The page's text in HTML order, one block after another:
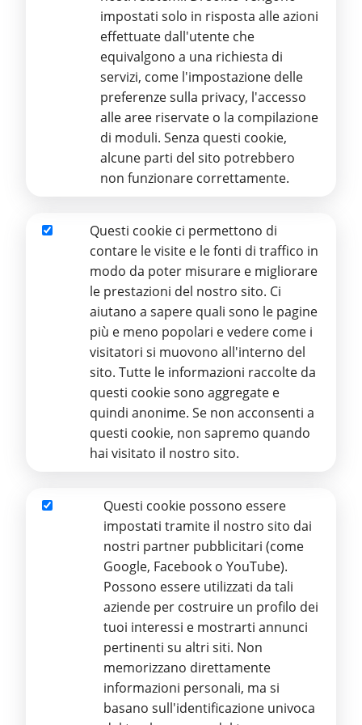
impostati solo in risposta alle azioni
effettuate dall'utente che
equivalgono a una richiesta di
servizi, come l'impostazione delle
preferenze sulla privacy, l'accesso
alle aree riservate o la compilazione
di moduli. Senza questi cookie,
alcune parti del sito potrebbero
non funzionare correttamente.
Questi cookie ci permettono di
contare le visite e le fonti di traffico in
modo da poter misurare e migliorare
le prestazioni del nostro sito. Ci
aiutano a sapere quali sono le pagine
più e meno popolari e vedere come i
visitatori si muovono all'interno del
sito. Tutte le informazioni raccolte da
questi cookie sono aggregate e
quindi anonime. Se non acconsenti a
questi cookie, non sapremo quando
hai visitato il nostro sito.
Questi cookie possono essere
impostati tramite il nostro sito dai
nostri partner pubblicitari (come
Google, Facebook o YouTube).
Possono essere utilizzati da tali
aziende per costruire un profilo dei
tuoi interessi e mostrarti annunci
pertinenti su altri siti. Non
memorizzano direttamente
informazioni personali, ma si
basano sull'identificazione univoca
STAMPERIA
REGIONALE BRAILLE
ETS
Atti di Concessioni
La Stamperia non concede vantaggi economici, di
qualunque genere, a persone fisiche o giuridiche.
Aggiornato il 30/11/2025
Stamperia Regionale Braille ETS
Via Aurelio Nicolodi, 4 – 95125 CATANIA
Ente del Terzo Settore
Iscritto al RUNTS con D.D.G. n. 2359 del 23/11/2022 e Repertorio
Partita IVA 03986590879 - Codice Fiscale 93116920872
Iscrizione REA: CT-299111